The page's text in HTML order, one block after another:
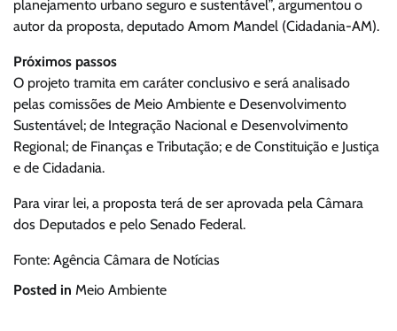
planejamento urbano seguro e sustentável”, argumentou o
autor da proposta, deputado Amom Mandel (Cidadania-AM).
Próximos passos
O projeto tramita em caráter conclusivo e será analisado
pelas comissões de Meio Ambiente e Desenvolvimento
Sustentável; de Integração Nacional e Desenvolvimento
Regional; de Finanças e Tributação; e de Constituição e Justiça
e de Cidadania.
Para virar lei, a proposta terá de ser aprovada pela Câmara
dos Deputados e pelo Senado Federal.
Fonte: Agência Câmara de Notícias
Posted in Meio Ambiente